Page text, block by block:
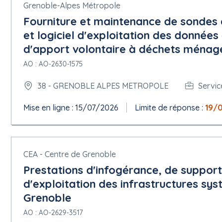
5.1.7 Marché public stratégique
Méthode utilisée pour réduire l'incidence environnementale : Autre
5.1.9 Critères de sélection
Sources des critères de sélection : Avis
Critère : Assurance responsabilité professionnelle pour les risques
Description : Déclaration appropriée de banques ou preuve
Description : Déclaration sur l'honneur pour justifier que le
aux pouvoirs de la personne habilitée pour engager le candidat
cours des trois derniers exercices disponibles
Critère :
Type : Qualité
Description : Valeur technique
Catégorie du critère d'attribution seuil : Pondération
Nombre critère d'attribution : 50
Grenoble-Alpes Métropole
Fourniture et maintenance de
et logiciel d'exploitation des
d'apport volontaire à déchets
AO : AO-2630-1575
38 - GRENOBLE ALPES METROPOLE
Mise en ligne : 15/07/2026 Limite de réponse : 19/
CEA - Centre de Grenoble
Prestations d'infogérance, de
d'exploitation des infrastructures
Grenoble
AO : AO-2629-3517